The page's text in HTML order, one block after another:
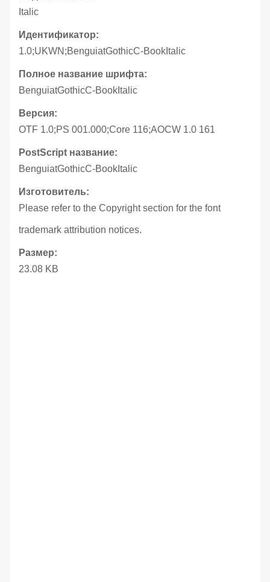
Italic
Идентификатор:
1.0;UKWN;BenguiatGothicC-BookItalic
Полное название шрифта:
BenguiatGothicC-BookItalic
Версия:
OTF 1.0;PS 001.000;Core 116;AOCW 1.0 161
PostScript название:
BenguiatGothicC-BookItalic
Изготовитель:
Please refer to the Copyright section for the font
trademark attribution notices.
Размер:
23.08 KB